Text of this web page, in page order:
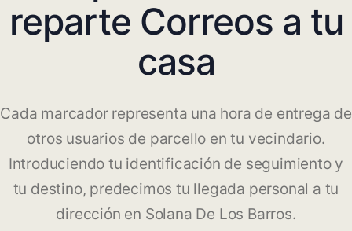
reparte Correos a tu
casa
Cada marcador representa una hora de entrega de
otros usuarios de parcello en tu vecindario.
Introduciendo tu identificación de seguimiento y
tu destino, predecimos tu llegada personal a tu
dirección en Solana De Los Barros.